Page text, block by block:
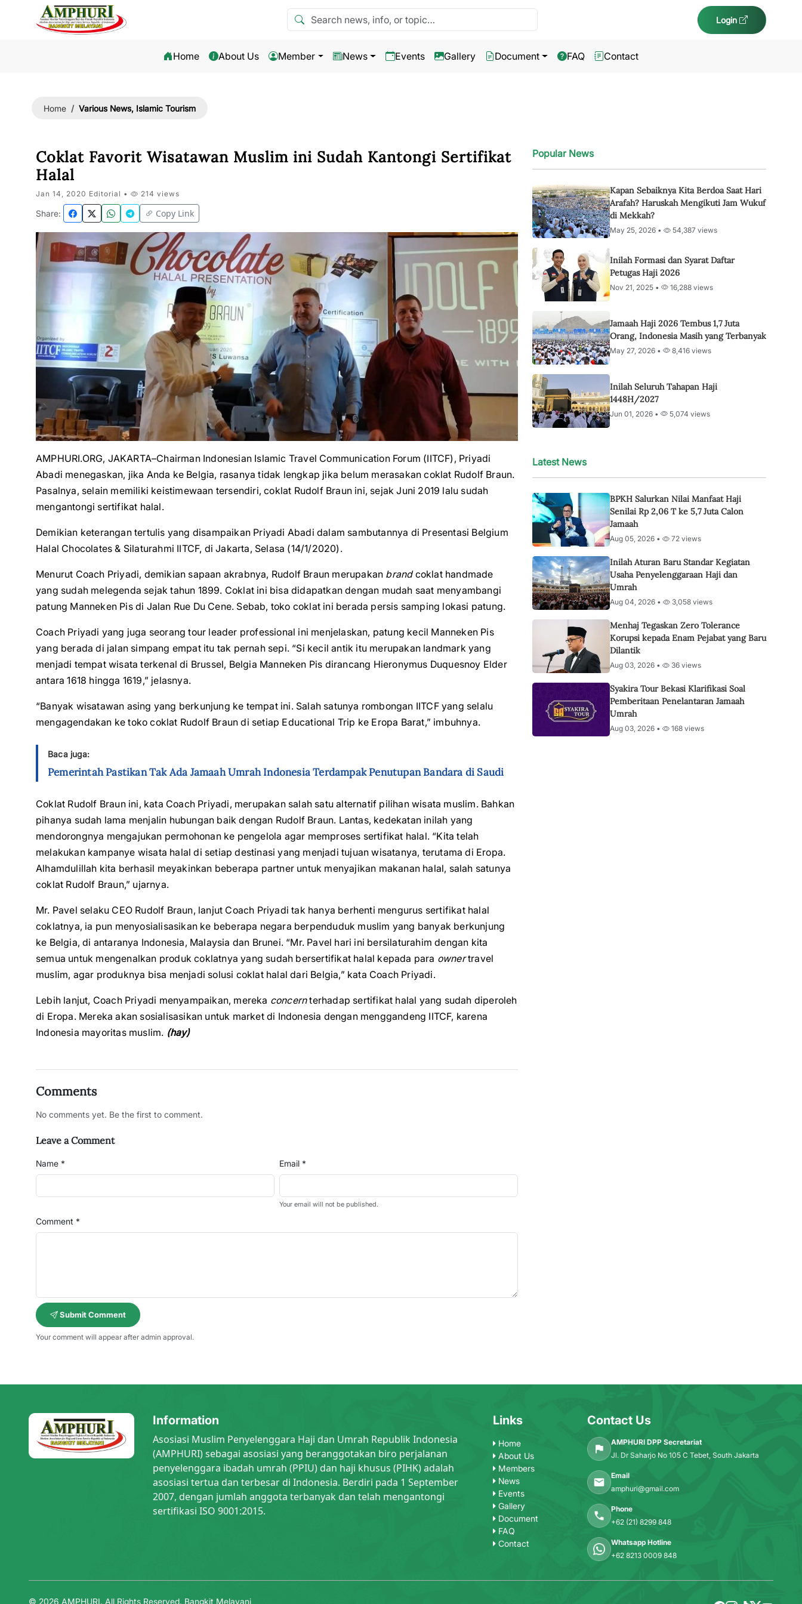
Search news Login
Home About Us Member News Events Gallery Document FAQ Contact
Home Various News, Islamic Tourism
Coklat Favorit Wisatawan Muslim ini Sudah Kantongi Sertifikat
Halal
Jan 14, 2020 Editorial • 214 views
Share: Copy Link
AMPHURI.ORG, JAKARTA–Chairman Indonesian Islamic Travel Communication Forum (IITCF), Priyadi
Abadi menegaskan, jika Anda ke Belgia, rasanya tidak lengkap jika belum merasakan coklat Rudolf Braun.
Pasalnya, selain memiliki keistimewaan tersendiri, coklat Rudolf Braun ini, sejak Juni 2019 lalu sudah
mengantongi sertifikat halal.
Demikian keterangan tertulis yang disampaikan Priyadi Abadi dalam sambutannya di Presentasi Belgium
Halal Chocolates & Silaturahmi IITCF, di Jakarta, Selasa (14/1/2020).
Menurut Coach Priyadi, demikian sapaan akrabnya, Rudolf Braun merupakan brandcoklat handmade
yang sudah melegenda sejak tahun 1899. Coklat ini bisa didapatkan dengan mudah saat menyambangi
patung Manneken Pis di Jalan Rue Du Cene. Sebab, toko coklat ini berada persis samping lokasi patung.
Coach Priyadi yang juga seorang tour leader professional ini menjelaskan, patung kecil Manneken Pis
yang berada di jalan simpang empat itu tak pernah sepi. “Si kecil antik itu merupakan landmark yang
menjadi tempat wisata terkenal di Brussel, Belgia Manneken Pis dirancang Hieronymus Duquesnoy Elder
antara 1618 hingga 1619,” jelasnya.
“Banyak wisatawan asing yang berkunjung ke tempat ini. Salah satunya rombongan IITCF yang selalu
mengagendakan ke toko coklat Rudolf Braun di setiap Educational Trip ke Eropa Barat,” imbuhnya.
Baca juga:
Pemerintah Pastikan Tak Ada Jamaah Umrah Indonesia Terdampak Penutupan Bandara di Saudi
Coklat Rudolf Braun ini, kata Coach Priyadi, merupakan salah satu alternatif pilihan wisata muslim. Bahkan
pihanya sudah lama menjalin hubungan baik dengan Rudolf Braun. Lantas, kedekatan inilah yang
mendorongnya mengajukan permohonan ke pengelola agar memproses sertifikat halal. “Kita telah
melakukan kampanye wisata halal di setiap destinasi yang menjadi tujuan wisatanya, terutama di Eropa.
Alhamdulillah kita berhasil meyakinkan beberapa partner untuk menyajikan makanan halal, salah satunya
coklat Rudolf Braun,” ujarnya.
Mr. Pavel selaku CEO Rudolf Braun, lanjut Coach Priyadi tak hanya berhenti mengurus sertifikat halal
coklatnya, ia pun menyosialisasikan ke beberapa negara berpenduduk muslim yang banyak berkunjung
ke Belgia, di antaranya Indonesia, Malaysia dan Brunei. “Mr. Pavel hari ini bersilaturahim dengan kita
semua untuk mengenalkan produk coklatnya yang sudah bersertifikat halal kepada para ownertravel
muslim, agar produknya bisa menjadi solusi coklat halal dari Belgia,” kata Coach Priyadi.
Lebih lanjut, Coach Priyadi menyampaikan, mereka concernterhadap sertifikat halal yang sudah diperoleh
di Eropa. Mereka akan sosialisasikan untuk market di Indonesia dengan menggandeng IITCF, karena
Indonesia mayoritas muslim. (hay)
Comments
No comments yet. Be the first to comment.
Leave a Comment
Name * Email *
Your email will not be published.
Comment *
Submit Comment
Your comment will appear after admin approval.
Popular News
Kapan Sebaiknya Kita Berdoa Saat Hari
Arafah? Haruskah Mengikuti Jam Wukuf
di Mekkah?
May 25, 2026 • 54,387 views
Inilah Formasi dan Syarat Daftar
Petugas Haji 2026
Nov 21, 2025 • 16,288 views
Jamaah Haji 2026 Tembus 1,7 Juta
Orang, Indonesia Masih yang Terbanyak
May 27, 2026 • 8,416 views
Inilah Seluruh Tahapan Haji
1448H/2027
Jun 01, 2026 • 5,074 views
Latest News
BPKH Salurkan Nilai Manfaat Haji
Senilai Rp 2,06 T ke 5,7 Juta Calon
Jamaah
Aug 05, 2026 • 72 views
Inilah Aturan Baru Standar Kegiatan
Usaha Penyelenggaraan Haji dan
Umrah
Aug 04, 2026 • 3,058 views
Menhaj Tegaskan Zero Tolerance
Korupsi kepada Enam Pejabat yang Baru
Dilantik
Aug 03, 2026 • 36 views
Syakira Tour Bekasi Klarifikasi Soal
Pemberitaan Penelantaran Jamaah
Umrah
Aug 03, 2026 • 168 views
Information
Asosiasi Muslim Penyelenggara Haji dan Umrah Republik Indonesia
(AMPHURI) sebagai asosiasi yang beranggotakan biro perjalanan
penyelenggara ibadah umrah (PPIU) dan haji khusus (PIHK) adalah
asosiasi tertua dan terbesar di Indonesia. Berdiri pada 1 September
2007, dengan jumlah anggota terbanyak dan telah mengantongi
sertifikasi ISO 9001:2015.
Links
Home
About Us
Members
News
Events
Gallery
Document
FAQ
Contact
Contact Us
AMPHURI DPP Secretariat
Jl. Dr Saharjo No 105 C Tebet, South Jakarta
Email
amphuri@gmail.com
Phone
+62 (21) 8299 848
Whatsapp Hotline
+62 8213 0009 848
© 2026 AMPHURI. All Rights Reserved. Bangkit Melayani